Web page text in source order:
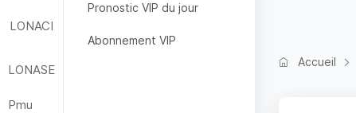
LONACI
LONASE
Pmu
Pronostic VIP du jour
Abonnement VIP
Accueil